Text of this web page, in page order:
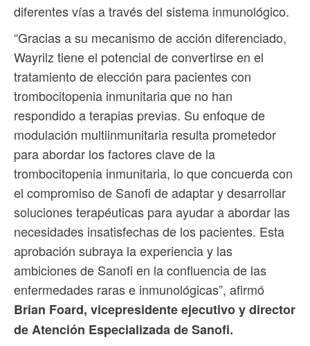
diferentes vías a través del sistema inmunológico.
“Gracias a su mecanismo de acción diferenciado,
Wayrilz tiene el potencial de convertirse en el
tratamiento de elección para pacientes con
trombocitopenia inmunitaria que no han
respondido a terapias previas. Su enfoque de
modulación multiinmunitaria resulta prometedor
para abordar los factores clave de la
trombocitopenia inmunitaria, lo que concuerda con
el compromiso de Sanofi de adaptar y desarrollar
soluciones terapéuticas para ayudar a abordar las
necesidades insatisfechas de los pacientes. Esta
aprobación subraya la experiencia y las
ambiciones de Sanofi en la confluencia de las
enfermedades raras e inmunológicas”, afirmó
Brian Foard, vicepresidente ejecutivo y director
de Atención Especializada de Sanofi.